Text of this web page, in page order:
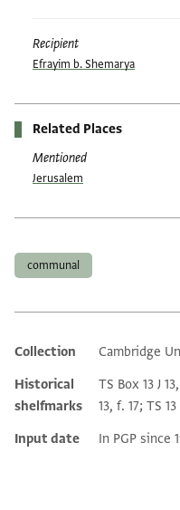
Recipient
Efrayim b. Shemarya
Related Places
Mentioned
Jerusalem
communal
Additional metadata
Collection
Cambridge
Historical
shelfmarks
TS Box 13 J
13, f. 17; TS 13
Input date
In PGP since